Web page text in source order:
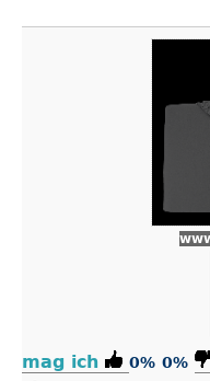
mag ich 0% 0%